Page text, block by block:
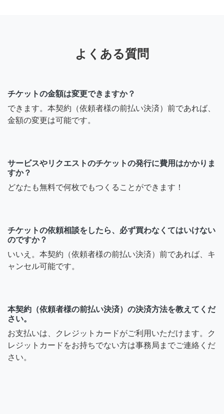
よくある質問
チケットの金額は変更できますか？
できます。本契約（依頼者様の前払い決済）前であれば、
金額の変更は可能です。
サービスやリクエストのチケットの発行に費用はかかりま
すか？
どなたも無料で何枚でもつくることができます！
チケットの依頼相談をしたら、必ず買わなくてはいけない
のですか？
いいえ。本契約（依頼者様の前払い決済）前であれば、キ
ャンセル可能です。
本契約（依頼者様の前払い決済）の決済方法を教えてくだ
さい。
お支払いは、クレジットカードがご利用いただけます。ク
レジットカードをお持ちでない方は事務局までご連絡くだ
さい。